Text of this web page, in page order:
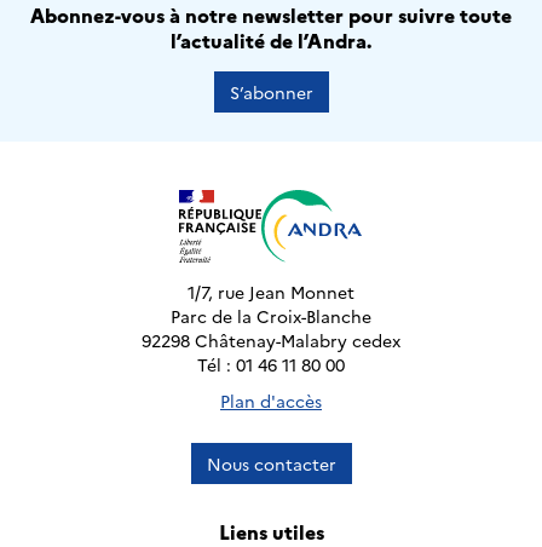
Abonnez-vous à notre newsletter pour suivre toute
l’actualité de l’Andra.
S’abonner
1/7, rue Jean Monnet
Parc de la Croix-Blanche
92298 Châtenay-Malabry cedex
Tél : 01 46 11 80 00
Plan d'accès
Nous contacter
Liens utiles